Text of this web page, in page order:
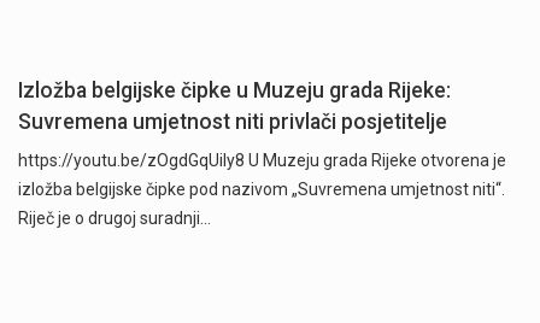
Izložba belgijske čipke u Muzeju grada Rijeke:
Suvremena umjetnost niti privlači posjetitelje
https://youtu.be/zOgdGqUily8 U Muzeju grada Rijeke otvorena je
izložba belgijske čipke pod nazivom „Suvremena umjetnost niti“.
Riječ je o drugoj suradnji…